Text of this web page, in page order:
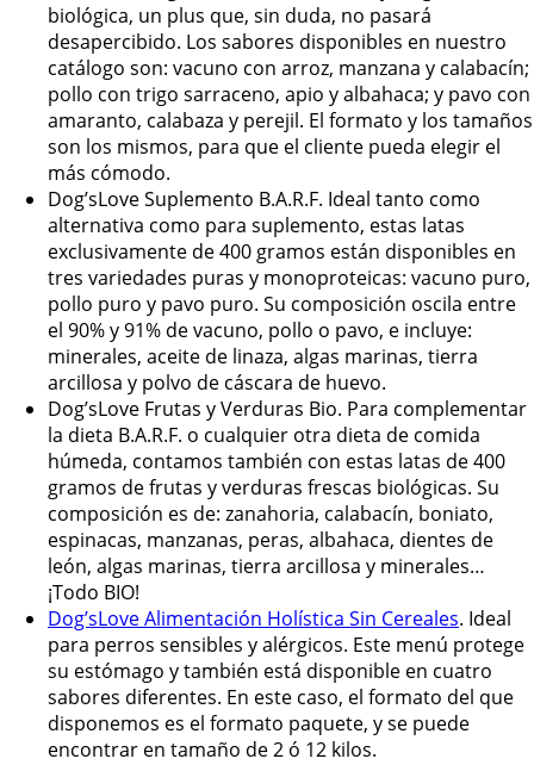
biológica, un plus que, sin duda, no pasará
desapercibido. Los sabores disponibles en nuestro
catálogo son: vacuno con arroz, manzana y calabacín;
pollo con trigo sarraceno, apio y albahaca; y pavo con
amaranto, calabaza y perejil. El formato y los tamaños
son los mismos, para que el cliente pueda elegir el
más cómodo.
Dog’sLove Suplemento B.A.R.F. Ideal tanto como
alternativa como para suplemento, estas latas
exclusivamente de 400 gramos están disponibles en
tres variedades puras y monoproteicas: vacuno puro,
pollo puro y pavo puro. Su composición oscila entre
el 90% y 91% de vacuno, pollo o pavo, e incluye:
minerales, aceite de linaza, algas marinas, tierra
arcillosa y polvo de cáscara de huevo.
Dog’sLove Frutas y Verduras Bio. Para complementar
la dieta B.A.R.F. o cualquier otra dieta de comida
húmeda, contamos también con estas latas de 400
gramos de frutas y verduras frescas biológicas. Su
composición es de: zanahoria, calabacín, boniato,
espinacas, manzanas, peras, albahaca, dientes de
león, algas marinas, tierra arcillosa y minerales…
¡Todo BIO!
Dog’sLove Alimentación Holística Sin Cereales. Ideal
para perros sensibles y alérgicos. Este menú protege
su estómago y también está disponible en cuatro
sabores diferentes. En este caso, el formato del que
disponemos es el formato paquete, y se puede
encontrar en tamaño de 2 ó 12 kilos.